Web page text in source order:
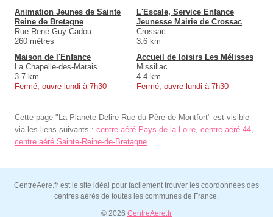
Animation Jeunes de Sainte
Reine de Bretagne
Rue René Guy Cadou
260 mètres
L'Escale, Service Enfance
Jeunesse Mairie de Crossac
Crossac
3.6 km
Maison de l'Enfance
La Chapelle-des-Marais
3.7 km
Fermé, ouvre lundi à 7h30
Accueil de loisirs Les Mélisses
Missillac
4.4 km
Fermé, ouvre lundi à 7h30
Cette page "La Planete Delire Rue du Père de Montfort" est visible
via les liens suivants : centre aéré Pays de la Loire, centre aéré 44,
centre aéré Sainte-Reine-de-Bretagne.
CentreAere.fr est le site idéal pour facilement trouver les coordonnées des
centres aérés de toutes les communes de France.
© 2026 CentreAere.fr